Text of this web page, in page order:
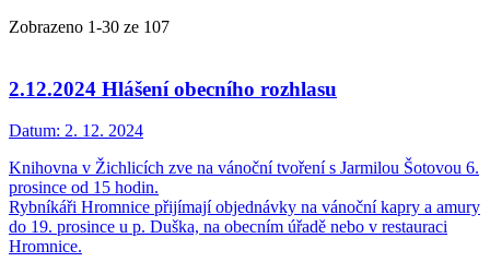
Zobrazeno 1-30 ze 107
2.12.2024 Hlášení obecního rozhlasu
Datum: 2. 12. 2024
Knihovna v Žichlicích zve na vánoční tvoření s Jarmilou Šotovou 6.
prosince od 15 hodin.
Rybníkáři Hromnice přijímají objednávky na vánoční kapry a amury
do 19. prosince u p. Duška, na obecním úřadě nebo v restauraci
Hromnice.